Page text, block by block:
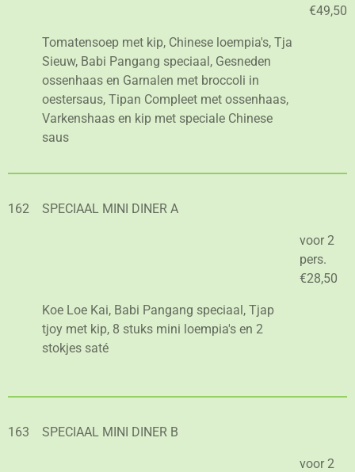
€49,50
Tomatensoep met kip, Chinese loempia's, Tja
Sieuw, Babi Pangang speciaal, Gesneden
ossenhaas en Garnalen met broccoli in
oestersaus, Tipan Compleet met ossenhaas,
Varkenshaas en kip met speciale Chinese
saus
162 SPECIAAL MINI DINER A
voor 2
pers.
€28,50
Koe Loe Kai, Babi Pangang speciaal, Tjap
tjoy met kip, 8 stuks mini loempia's en 2
stokjes saté
163 SPECIAAL MINI DINER B
voor 2